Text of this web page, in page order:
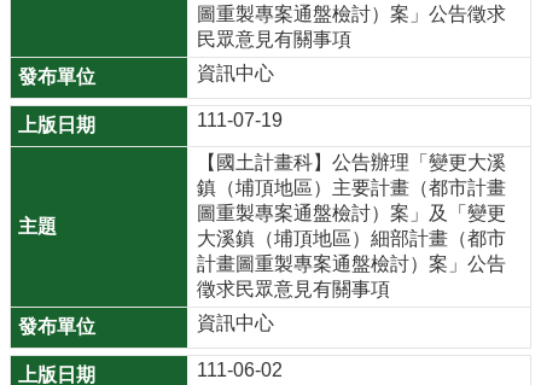
政
府
資
訊
服
務
專
圖重製專案通盤檢討）案」公告徵求
民眾意見有關事項
資訊中心
111-07-19
【國土計畫科】公告辦理「變更大溪
鎮（埔頂地區）主要計畫（都市計畫
圖重製專案通盤檢討）案」及「變更
大溪鎮（埔頂地區）細部計畫（都市
計畫圖重製專案通盤檢討）案」公告
徵求民眾意見有關事項
資訊中心
111-06-02